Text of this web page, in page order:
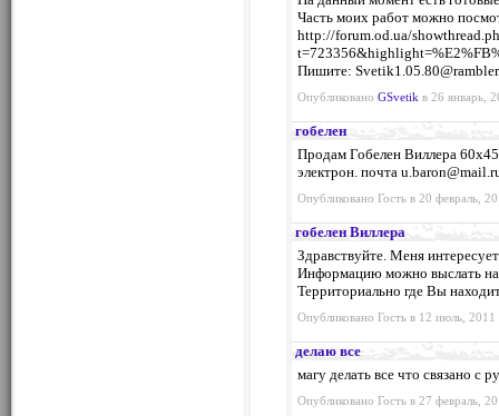
Часть моих работ можно
http://forum.od.ua/
Пишите:
Опубликовано GSvetik в 26 январь,
гобелен
Продам Гобелен Виллера 60х45
электрон. почта
Опубликовано Гость в 20 февраль,
гобелен Виллера
Здравствуйте. Меня
Информацию можно выслать
Территориально где Вы
Опубликовано Гость в 12 июль,
делаю все
магу делать все что связано
Опубликовано Гость в 27 февраль,